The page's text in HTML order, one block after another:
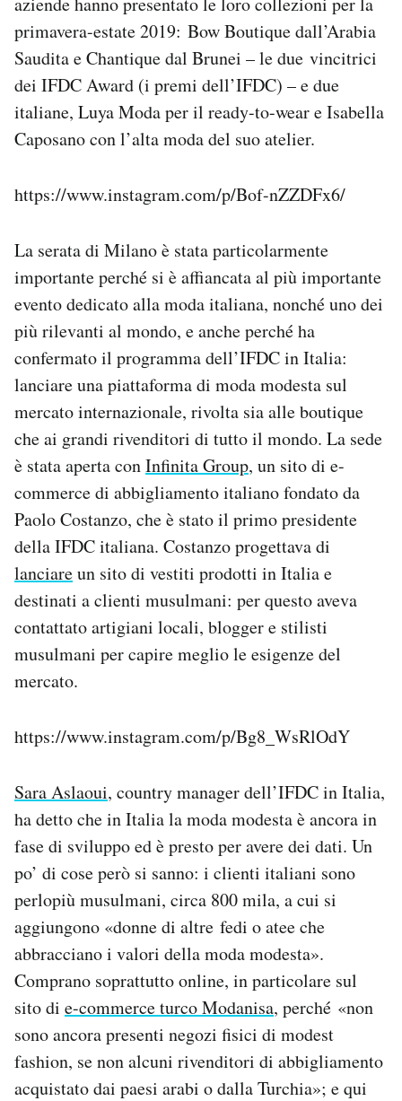
primavera-estate 2019: Bow Boutique dall’Arabia
Saudita e Chantique dal Brunei – le due vincitrici
dei IFDC Award (i premi dell’IFDC) – e due
italiane, Luya Moda per il ready-to-wear e Isabella
Caposano con l’alta moda del suo atelier.
https://www.instagram.com/p/Bof-nZZDFx6/
La serata di Milano è stata particolarmente
importante perché si è affiancata al più importante
evento dedicato alla moda italiana, nonché uno dei
più rilevanti al mondo, e anche perché ha
confermato il programma dell’IFDC in Italia:
lanciare una piattaforma di moda modesta sul
mercato internazionale, rivolta sia alle boutique
che ai grandi rivenditori di tutto il mondo. La sede
è stata aperta conInfinita Group, un sito di e-
commerce di abbigliamento italiano fondato da
Paolo Costanzo, che è stato il primo presidente
della IFDC italiana. Costanzo progettava di
lanciareun sito di vestiti prodotti in Italia e
destinati a clienti musulmani: per questo aveva
contattato artigiani locali, blogger e stilisti
musulmani per capire meglio le esigenze del
mercato.
https://www.instagram.com/p/Bg8_WsRlOdY
Sara Aslaoui, country manager dell’IFDC in Italia,
ha detto che in Italia la moda modesta è ancora in
fase di sviluppo ed è presto per avere dei dati. Un
po’ di cose però si sanno: i clienti italiani sono
perlopiù musulmani, circa 800 mila, a cui si
aggiungono «donne di altre fedi o atee che
abbracciano i valori della moda modesta».
Comprano soprattutto online, in particolare sul
sito di e-commerce turco Modanisa, perché «non
sono ancora presenti negozi fisici di modest
fashion, se non alcuni rivenditori di abbigliamento
acquistato dai paesi arabi o dalla Turchia»; e qui